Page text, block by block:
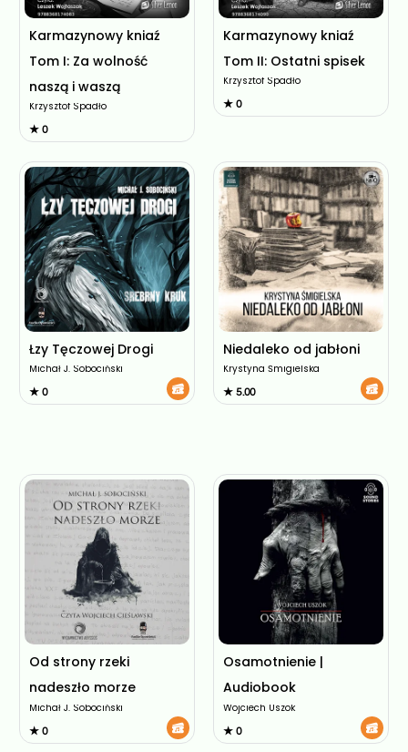
Karmazynowy kniaź
Tom I: Za wolność
naszą i waszą
Krzysztof Spadło
★ 0
Karmazynowy kniaź
Tom II: Ostatni spisek
Krzysztof Spadło
★ 0
Łzy Tęczowej Drogi
Michał J. Sobociński
★ 0
Niedaleko od jabłoni
Krystyna Śmigielska
★ 5.00
Od strony rzeki
nadeszło morze
Michał J. Sobociński
★ 0
Osamotnienie |
Audiobook
Wojciech Uszok
★ 0